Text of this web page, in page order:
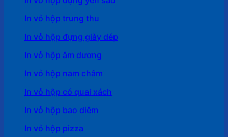
In vỏ hộp trung thu
In vỏ hộp đựng giày dép
In vỏ hộp âm dương
In vỏ hộp nam châm
In vỏ hộp có quai xách
In vỏ hộp bao diêm
In vỏ hộp pizza